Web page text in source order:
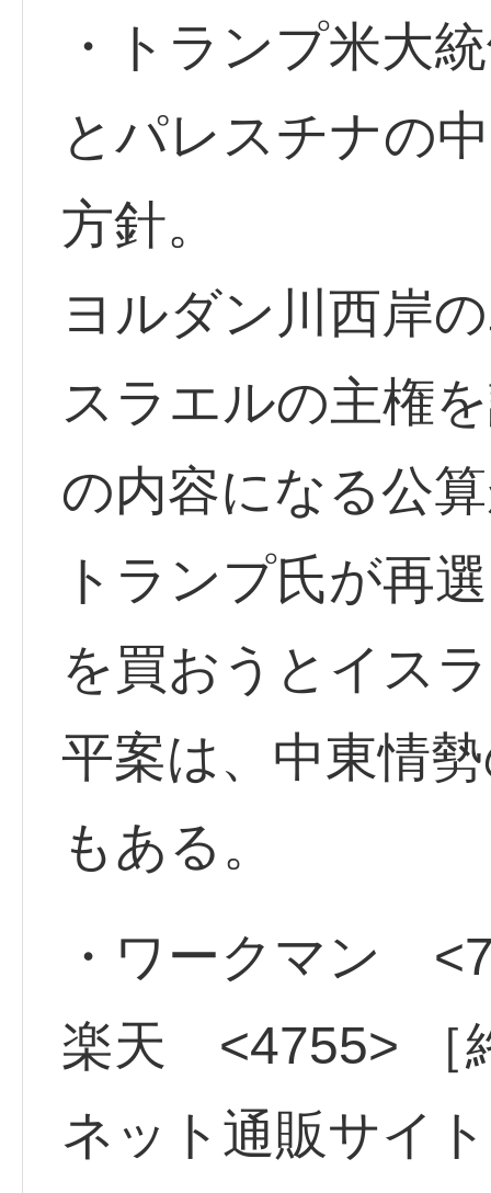
・トランプ米大
とパレスチナの
方針。
ヨルダン川西岸
スラエルの主権
の内容になる公
トランプ氏が再
を買おうとイス
平案は、中東情
もある。
・ワークマン
楽天 <4755> ［
ネット通販サイ